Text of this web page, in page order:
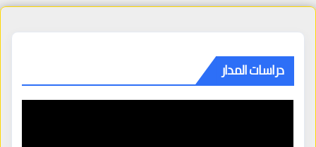
دراسات المدار